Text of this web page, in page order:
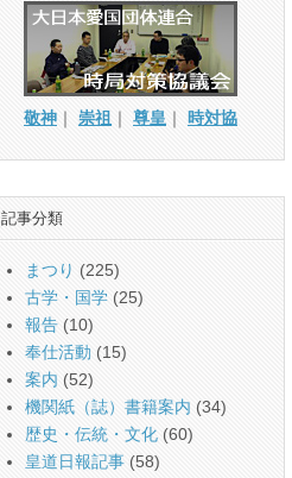
敬神 ｜ 崇祖 ｜ 尊皇 ｜ 時対協
記事分類
まつり (225)
古学・国学 (25)
報告 (10)
奉仕活動 (15)
案内 (52)
機関紙（誌）書籍案内 (34)
歴史・伝統・文化 (60)
皇道日報記事 (58)